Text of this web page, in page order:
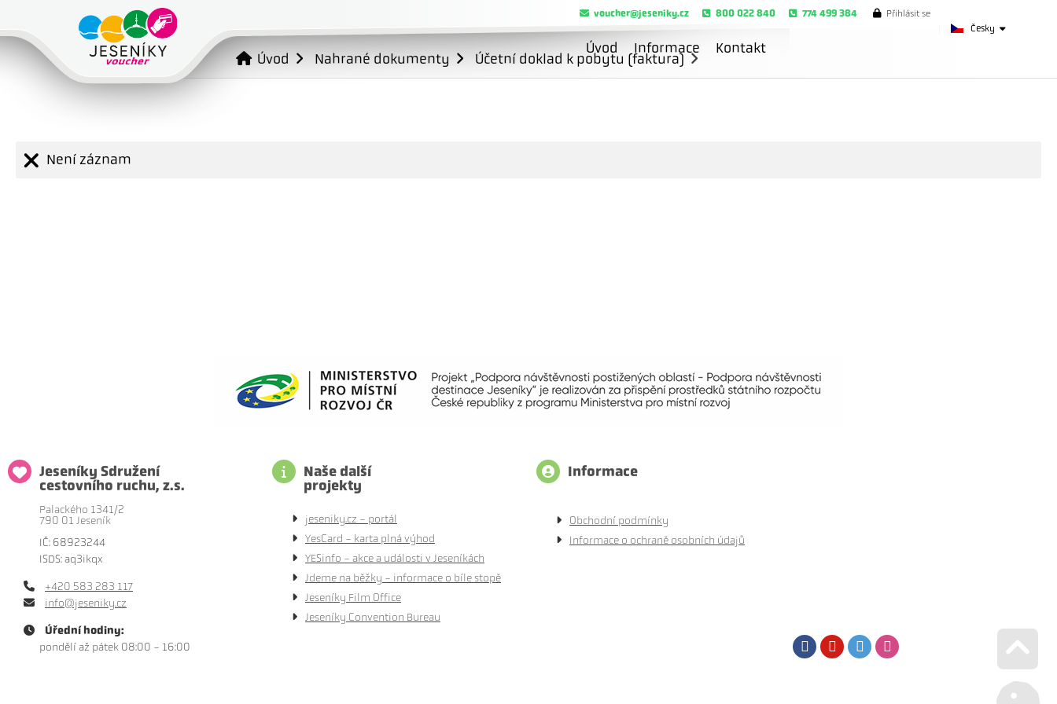
Česky
voucher@jeseniky.cz 800 022 840 774 499 384 Přihlásit se
Úvod Informace Kontakt
Úvod Nahrané dokumenty Účetní doklad k pobytu (faktura)
Není záznam
Jeseníky Sdružení
cestovního ruchu, z.s.
Palackého 1341/2
790 01 Jeseník
IČ: 68923244
ISDS: aq3ikqx
+420 583 283 117
info@jeseniky.cz
Úřední hodiny:
pondělí až pátek 08:00 - 16:00
Naše další
projekty
jeseniky.cz - portál
YesCard - karta plná výhod
YESinfo - akce a události v Jeseníkách
Jdeme na běžky - informace o bíle stopě
Jeseníky Film Office
Jeseníky Convention Bureau
Informace
Obchodní podmínky
Informace o ochraně osobních údajů
FacebookYoutubeTwitter
Go